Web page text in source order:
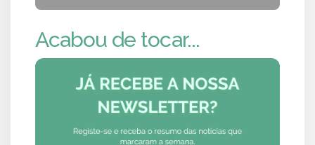
Acabou de tocar...